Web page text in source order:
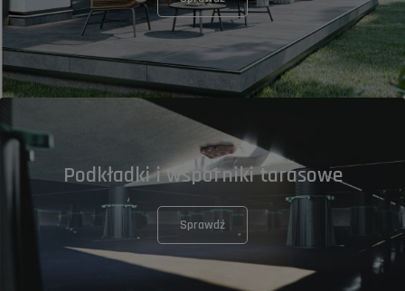
Podkładki i wsporniki tarasowe
Sprawdź